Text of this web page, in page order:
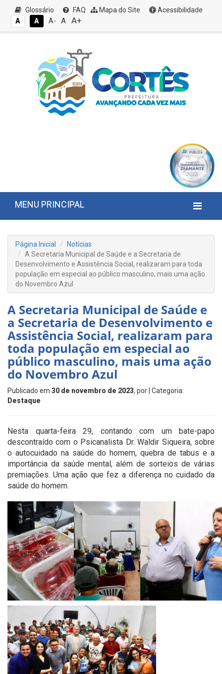
Glossário FAQ Mapa do Site
Acessibilidade
A
A A- A A+
MENU PRINCIPAL
Página Inicial
Notícias
A Secretaria Municipal de Saúde e a Secretaria de
Desenvolvimento e Assistência Social, realizaram para toda
população em especial ao público masculino, mais uma ação
do Novembro Azul
A Secretaria Municipal de Saúde e
a Secretaria de Desenvolvimento e
Assistência Social, realizaram para
toda população em especial ao
público masculino, mais uma ação
do Novembro Azul
Publicado em 30 de novembro de 2023, por | Categoria:
Destaque
Nesta quarta-feira 29, contando com um bate-papo
descontraído com o Psicanalista Dr. Waldir Siqueira, sobre
o autocuidado na saúde do homem, quebra de tabus e a
importância da saúde mental, além de sorteios de várias
premiações. Uma ação que fez a diferença no cuidado da
saúde do homem.